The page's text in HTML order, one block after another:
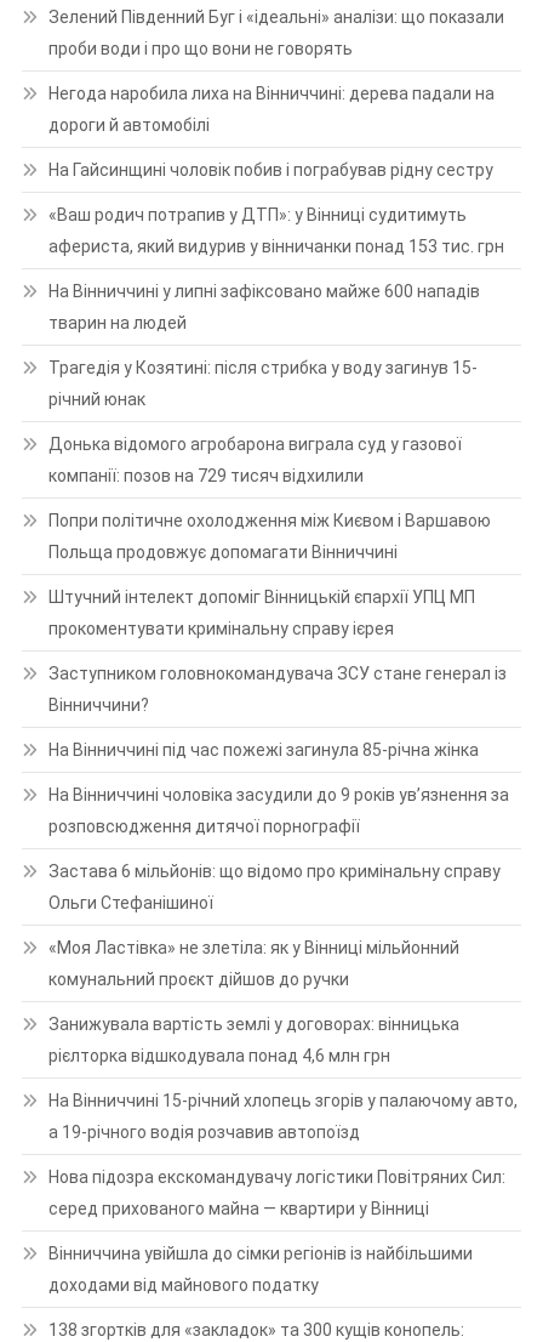
Зелений Південний Буг і «ідеальні» аналізи: що показали
проби води і про що вони не говорять
Негода наробила лиха на Вінниччині: дерева падали на
дороги й автомобілі
На Гайсинщині чоловік побив і пограбував рідну сестру
«Ваш родич потрапив у ДТП»: у Вінниці судитимуть
афериста, який видурив у вінничанки понад 153 тис. грн
На Вінниччині у липні зафіксовано майже 600 нападів
тварин на людей
Трагедія у Козятині: після стрибка у воду загинув 15-
річний юнак
Донька відомого агробарона виграла суд у газової
компанії: позов на 729 тисяч відхилили
Попри політичне охолодження між Києвом і Варшавою
Польща продовжує допомагати Вінниччині
Штучний інтелект допоміг Вінницькій єпархії УПЦ МП
прокоментувати кримінальну справу ієрея
Заступником головнокомандувача ЗСУ стане генерал із
Вінниччини?
На Вінниччині під час пожежі загинула 85-річна жінка
На Вінниччині чоловіка засудили до 9 років ув’язнення за
розповсюдження дитячої порнографії
Застава 6 мільйонів: що відомо про кримінальну справу
Ольги Стефанішиної
«Моя Ластівка» не злетіла: як у Вінниці мільйонний
комунальний проєкт дійшов до ручки
Занижувала вартість землі у договорах: вінницька
рієлторка відшкодувала понад 4,6 млн грн
На Вінниччині 15-річний хлопець згорів у палаючому авто,
а 19-річного водія розчавив автопоїзд
Нова підозра екскомандувачу логістики Повітряних Сил:
серед прихованого майна — квартири у Вінниці
Вінниччина увійшла до сімки регіонів із найбільшими
доходами від майнового податку
138 згортків для «закладок» та 300 кущів конопель: